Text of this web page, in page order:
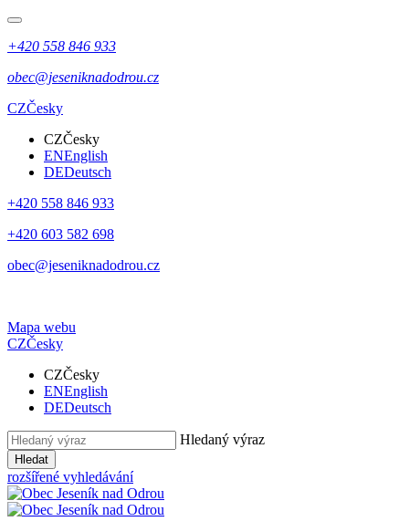
+420 558 846 933
obec@jeseniknadodrou.cz
CZČesky
CZČesky
ENEnglish
DEDeutsch
+420 558 846 933
+420 603 582 698
obec@jeseniknadodrou.cz
Mapa webu
CZČesky
CZČesky
ENEnglish
DEDeutsch
Hledaný výraz
Hledat
rozšířené vyhledávání